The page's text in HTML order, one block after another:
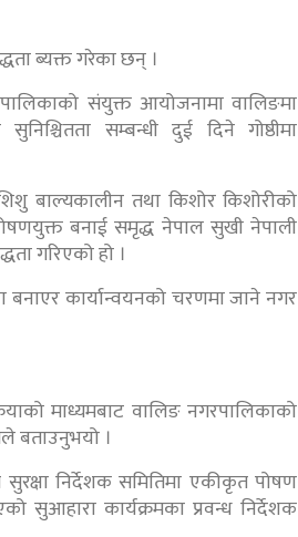
ब्यक्त गरेका छन् ।
संयुक्त आयोजनामा वालिङमा
सम्बन्धी दुई दिने गोष्ठीमा
बाल्यकालीन तथा किशोर किशोरीको
बनाई समृद्ध नेपाल सुखी नेपाली
गरिएको हो ।
कार्यान्वयनको चरणमा जाने नगर
माध्यमबाट वालिङ नगरपालिकाको
बताउनुभयो ।
निर्देशक समितिमा एकीकृत पोषण
सुआहारा कार्यक्रमका प्रवन्ध निर्देशक